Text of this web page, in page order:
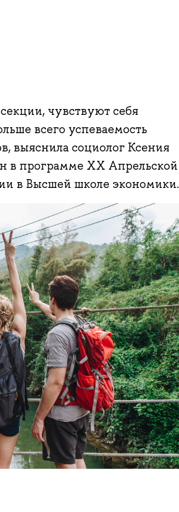
чувствуют себя
всего успеваемость
выяснила социолог Ксения
в программе ХХ Апрельской
в Высшей школе экономики.